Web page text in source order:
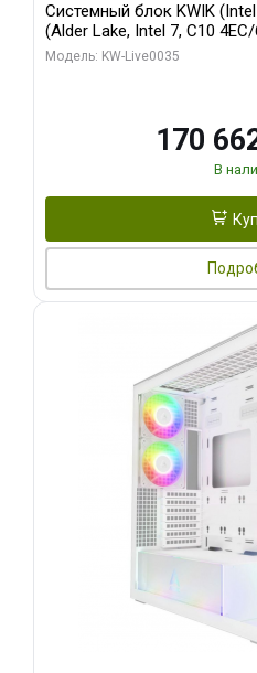
Системный блок KWIK
(Alder Lake, Intel 7, C10
Sinotex GTX1650 4GB 128bit
Модель: KW-Live0035
170
В